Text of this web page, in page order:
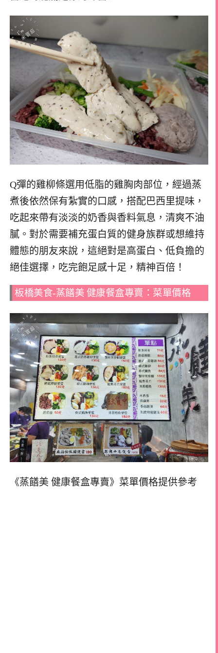
Q彈的雞柳條選用低脂的雞胸肉部位，經過蒸
煮後依然保有紮實的口感，搭配巴西里提味，
吃起來帶有淡淡的奶香與香料氣息，清爽不油
膩。對於需要補充蛋白質的健身族群或想維持
體態的朋友來說，這絕對是高蛋白、低負擔的
絕佳選擇，吃完飽足感十足，精神百倍！
板橋美食-蒸饍美 ️健康餐盒專賣：菜單價格
《蒸饍美 ️健康餐盒專賣》菜單價格提供參考